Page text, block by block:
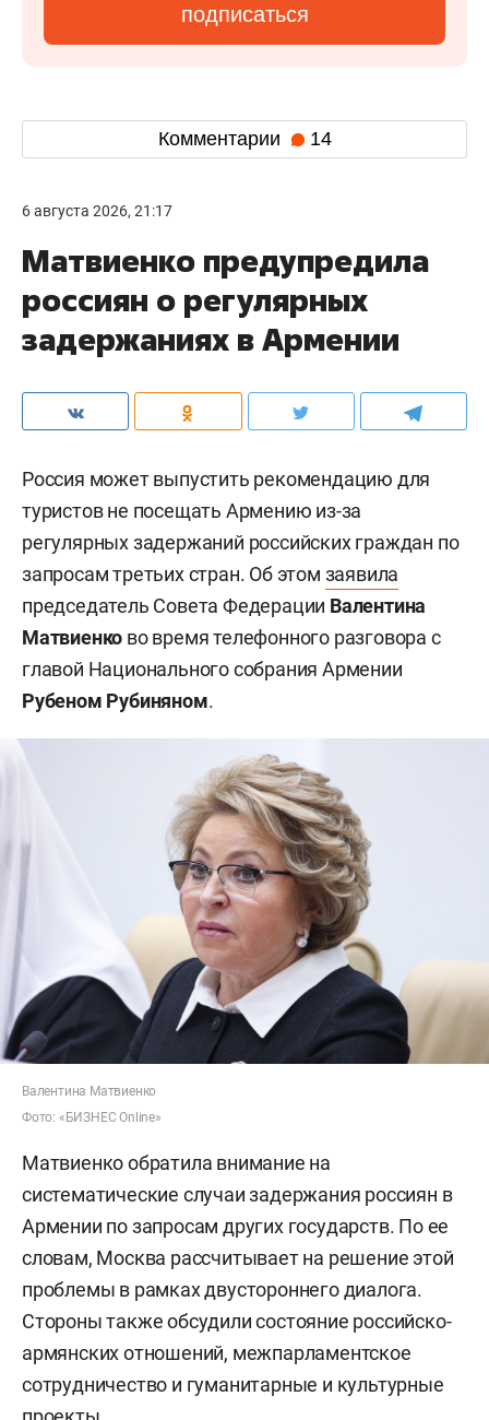
подписаться
Комментарии 14
6 августа 2026, 21:17
Матвиенко предупредила
россиян о регулярных
задержаниях в Армении
Россия может выпустить рекомендацию для
туристов не посещать Армению из-за
регулярных задержаний российских граждан по
запросам третьих стран. Об этом заявила
председатель Совета Федерации Валентина
Матвиенко во время телефонного разговора с
главой Национального собрания Армении
Рубеном Рубиняном.
Валентина Матвиенко
Фото: «БИЗНЕС Online»
Матвиенко обратила внимание на
систематические случаи задержания россиян в
Армении по запросам других государств. По ее
словам, Москва рассчитывает на решение этой
проблемы в рамках двустороннего диалога.
Стороны также обсудили состояние российско-
армянских отношений, межпарламентское
сотрудничество и гуманитарные и культурные